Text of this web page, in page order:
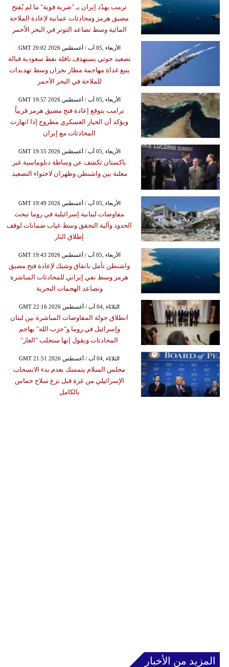
ترمب يهدّد إيران بـ "ضربة قوية" ما لم يُفتح
مضيق هرمز ومحادثات عمانية لإعادة الملاحة
المائية وسط تصاعد التوتر في البحر الأحمر
GMT 20:02 2026 الأربعاء ,05 آب / أغسطس
تصعيد حوثي يستهدف ناقلة نفط سعودية قبالة
ينبع غداة مهاجمة مطار نجران وسط تهديدات
للملاحة في البحر الأحمر
GMT 19:57 2026 الأربعاء ,05 آب / أغسطس
ترامب يتوقع إعادة فتح مضيق هرمز قريباً
ويؤكد أن الخيار العسكري مطروح إذا انهارت
المحادثات مع إيران
GMT 19:55 2026 الأربعاء ,05 آب / أغسطس
باكستان تكشف عن وساطة دبلوماسية غير
معلنة بين واشنطن وطهران لاحتواء التصعيد
GMT 19:49 2026 الأربعاء ,05 آب / أغسطس
مفاوضات لبنانية إسرائيلية في روما تبحث
الحدود وآلية التحقق وسط غياب ضمانات لوقف
إطلاق النار
GMT 19:43 2026 الأربعاء ,05 آب / أغسطس
واشنطن تأمل باتفاق وشيك لإعادة فتح مضيق
هرمز وسط نفي إيراني للمحادثات المباشرة
وتصاعد الهجمات البحرية
GMT 22:16 2026 الثلاثاء ,04 آب / أغسطس
انطلاق جولة المفاوضات المباشرة بين لبنان
وإسرائيل في روما و"حزب الله" يهاجم
المحادثات ويقول إنها ستجلب "العار"
GMT 21:51 2026 الثلاثاء ,04 آب / أغسطس
مجلس السلام يتمسك بعدم بدء الانسحاب
الإسرائيلي من غزة قبل نزع سلاح حماس
بالكامل
المزيد من الأخبار